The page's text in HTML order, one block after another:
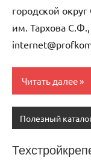
городской
им. Тархова
Читать далее
Полезный